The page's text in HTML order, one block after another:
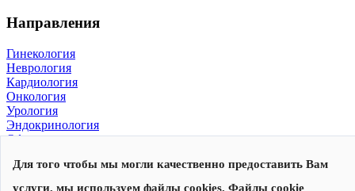
Направления
Гинекология
Неврология
Кардиология
Онкология
Урология
Эндокринология
Офтальмология
© 2026, Центр современной медицины
согласие на обработку
Для того чтобы мы могли качественно предоставить Вам
услуги, мы используем файлы cookies. Файлы cookie